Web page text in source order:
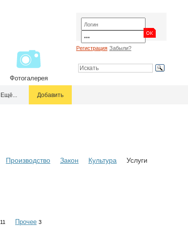
Фотогалерея
Регистрация Забыли?
Ещё... Добавить
Производство Закон Культура
Услуги
11 Прочее 3